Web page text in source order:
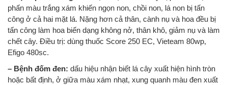
phấn màu trắng xám khiến ngọn non, chồi non, lá non bị tấn
công ở cả hai mặt lá. Nặng hơn cả thân, cành nụ và hoa đều bị
tấn công làm hoa biến dạng không nở, thân khô, giảm nụ và làm
chết cây. Điều trị: dùng thuốc Score 250 EC, Vieteam 80wp,
Efigo 480sc.
– Bệnh đốm đen: dấu hiệu nhận biết lá cây xuất hiện hình tròn
hoặc bất định, ở giữa màu xám nhạt, xung quanh màu đen xuất